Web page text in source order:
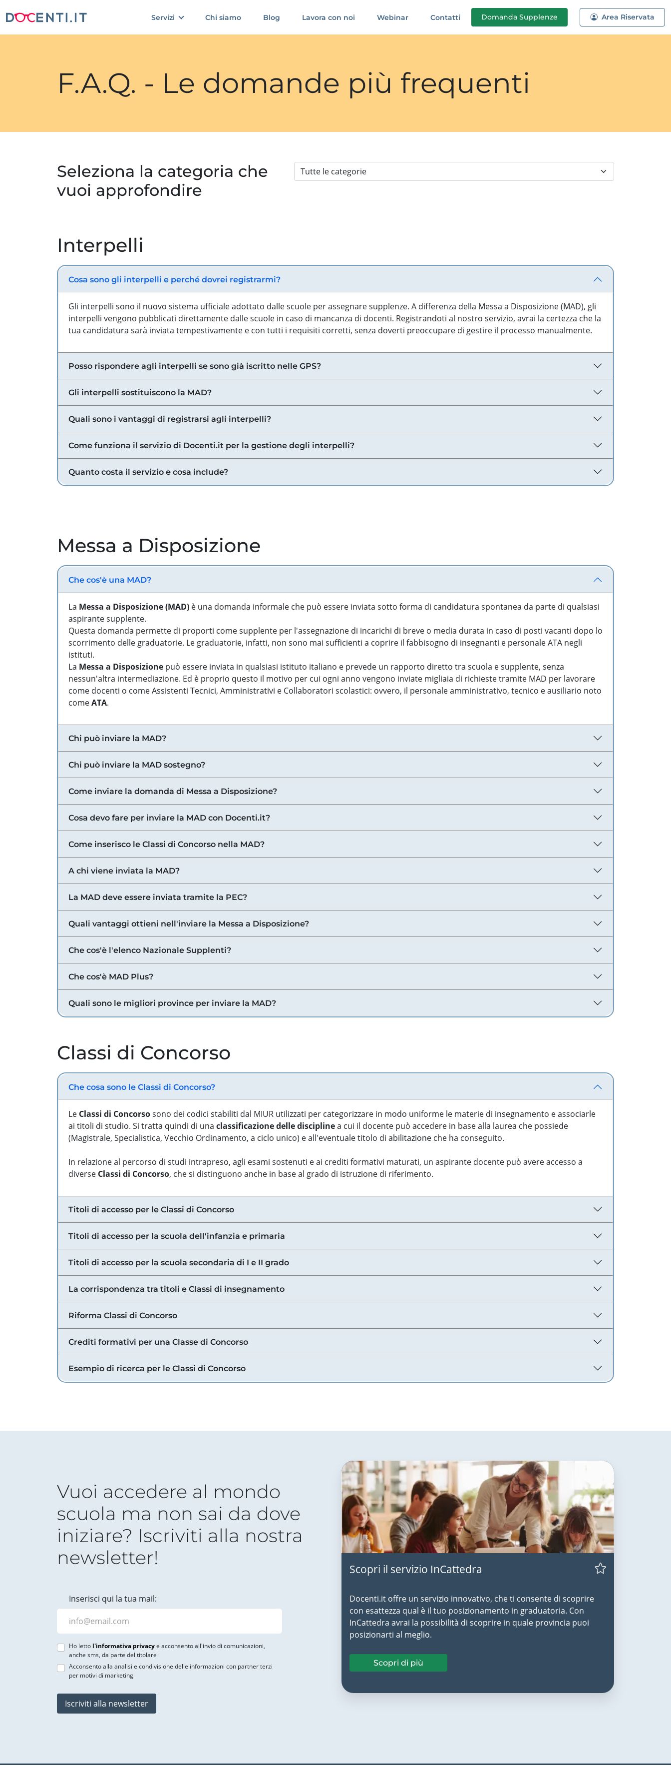
Servizi Chi siamo Blog Lavora con noi Webinar Contatti Domanda Supplenze Area Riservata
F.A.Q. - Le domande più frequenti
Seleziona la categoria che
vuoi approfondire
Interpelli
Cosa sono gli interpelli e perché dovrei registrarmi?
Gli interpelli sono il nuovo sistema ufficiale adottato dalle scuole per assegnare supplenze. A differenza della Messa a Disposizione (MAD), gli
interpelli vengono pubblicati direttamente dalle scuole in caso di mancanza di docenti. Registrandoti al nostro servizio, avrai la certezza che la
tua candidatura sarà inviata tempestivamente e con tutti i requisiti corretti, senza doverti preoccupare di gestire il processo manualmente.
Posso rispondere agli interpelli se sono già iscritto nelle GPS?
Gli interpelli sostituiscono la MAD?
Quali sono i vantaggi di registrarsi agli interpelli?
Come funziona il servizio di Docenti.it per la gestione degli interpelli?
Quanto costa il servizio e cosa include?
Messa a Disposizione
Che cos'è una MAD?
La Messa a Disposizione (MAD) è una domanda informale che può essere inviata sotto forma di candidatura spontanea da parte di qualsiasi
aspirante supplente.
Questa domanda permette di proporti come supplente per l'assegnazione di incarichi di breve o media durata in caso di posti vacanti dopo lo
scorrimento delle graduatorie. Le graduatorie, infatti, non sono mai sufficienti a coprire il fabbisogno di insegnanti e personale ATA negli
istituti.
La Messa a Disposizione può essere inviata in qualsiasi istituto italiano e prevede un rapporto diretto tra scuola e supplente, senza
nessun'altra intermediazione. Ed è proprio questo il motivo per cui ogni anno vengono inviate migliaia di richieste tramite MAD per lavorare
come docenti o come Assistenti Tecnici, Amministrativi e Collaboratori scolastici: ovvero, il personale amministrativo, tecnico e ausiliario noto
comeATA.
Chi può inviare la MAD?
Chi può inviare la MAD sostegno?
Come inviare la domanda di Messa a Disposizione?
Cosa devo fare per inviare la MAD con Docenti.it?
Come inserisco le Classi di Concorso nella MAD?
A chi viene inviata la MAD?
La MAD deve essere inviata tramite la PEC?
Quali vantaggi ottieni nell'inviare la Messa a Disposizione?
Che cos'è l'elenco Nazionale Supplenti?
Che cos'è MAD Plus?
Quali sono le migliori province per inviare la MAD?
Classi di Concorso
Che cosa sono le Classi di Concorso?
Le Classi di Concorsosono dei codici stabiliti dal MIUR utilizzati per categorizzare in modo uniforme le materie di insegnamento e associarle
ai titoli di studio. Si tratta quindi di una classificazione delle disciplinea cui il docente può accedere in base alla laurea che possiede
(Magistrale, Specialistica, Vecchio Ordinamento, a ciclo unico) e all'eventuale titolo di abilitazione che ha conseguito.
In relazione al percorso di studi intrapreso, agli esami sostenuti e ai crediti formativi maturati, un aspirante docente può avere accesso a
diverse Classi di Concorso, che si distinguono anche in base al grado di istruzione di riferimento.
Titoli di accesso per le Classi di Concorso
Titoli di accesso per la scuola dell'infanzia e primaria
Titoli di accesso per la scuola secondaria di I e II grado
La corrispondenza tra titoli e Classi di insegnamento
Riforma Classi di Concorso
Crediti formativi per una Classe di Concorso
Esempio di ricerca per le Classi di Concorso
Vuoi accedere al mondo
scuola ma non sai da dove
iniziare? Iscriviti alla nostra
newsletter!
Inserisci qui la tua mail:
Ho letto l'informativa privacye acconsento all'invio di comunicazioni,
anche sms, da parte del titolare
Acconsento alla analisi e condivisione delle informazioni con partner terzi
per motivi di marketing
Iscriviti alla newsletter
Scopri il servizio InCattedra
Docenti.it offre un servizio innovativo, che ti consente di scoprire
con esattezza qual è il tuo posizionamento in graduatoria. Con
InCattedra avrai la possibilità di scoprire in quale provincia puoi
posizionarti al meglio.
Scopri di più